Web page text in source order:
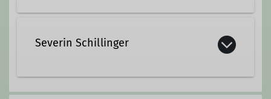
Severin Schillinger
+49 157 58763153